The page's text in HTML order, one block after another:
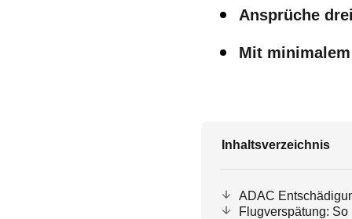
Ansprüche
Mit
Inhaltsverzeichnis
ADAC
Flugverspätung: